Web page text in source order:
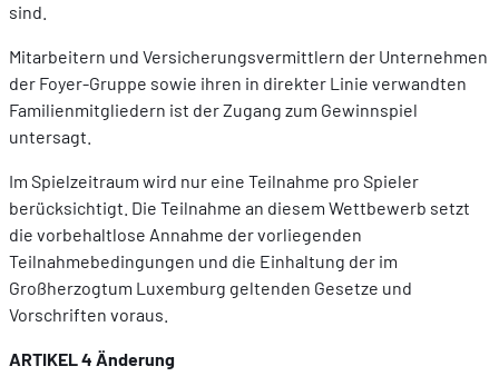
sind.
Mitarbeitern und Versicherungsvermittlern der Unternehmen
der Foyer-Gruppe sowie ihren in direkter Linie verwandten
Familienmitgliedern ist der Zugang zum Gewinnspiel
untersagt.
Im Spielzeitraum wird nur eine Teilnahme pro Spieler
berücksichtigt. Die Teilnahme an diesem Wettbewerb setzt
die vorbehaltlose Annahme der vorliegenden
Teilnahmebedingungen und die Einhaltung der im
Großherzogtum Luxemburg geltenden Gesetze und
Vorschriften voraus.
ARTIKEL 4 Änderung